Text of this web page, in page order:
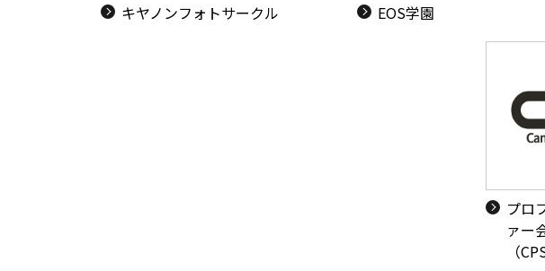
キヤノンフォトサークル EOS学園
プロ
ァー
（